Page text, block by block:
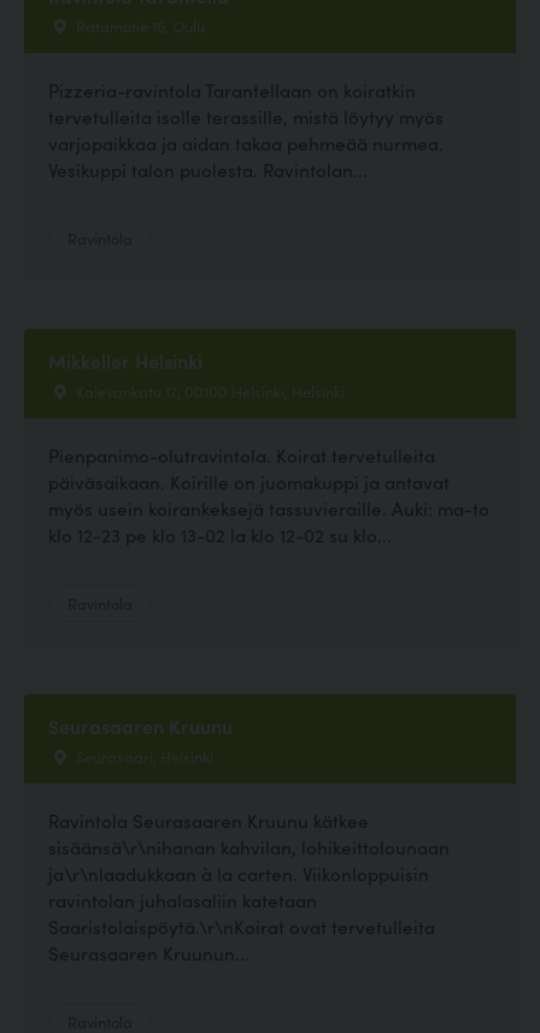
Ratamotie 16, Oulu
Pizzeria-ravintola Tarantellaan on koiratkin
tervetulleita isolle terassille, mistä löytyy myös
varjopaikkaa ja aidan takaa pehmeää nurmea.
Vesikuppi talon puolesta. Ravintolan...
Mikkeller Helsinki
Kalevankatu 17, 00100 Helsinki, Helsinki
Pienpanimo-olutravintola. Koirat tervetulleita
päiväsaikaan. Koirille on juomakuppi ja antavat
myös usein koirankeksejä tassuvieraille. Auki: ma-to
klo 12-23 pe klo 13-02 la klo 12-02 su klo...
Seurasaaren Kruunu
Seurasaari, Helsinki
Ravintola Seurasaaren Kruunu kätkee
sisäänsä\r\nihanan kahvilan, lohikeittolounaan
ja\r\nlaadukkaan à la carten. Viikonloppuisin
ravintolan juhalasaliin katetaan
Saaristolaispöytä.\r\nKoirat ovat tervetulleita
Seurasaaren Kruunun...